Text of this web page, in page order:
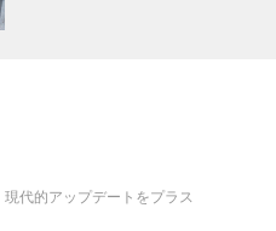
代的アップデートをプラス